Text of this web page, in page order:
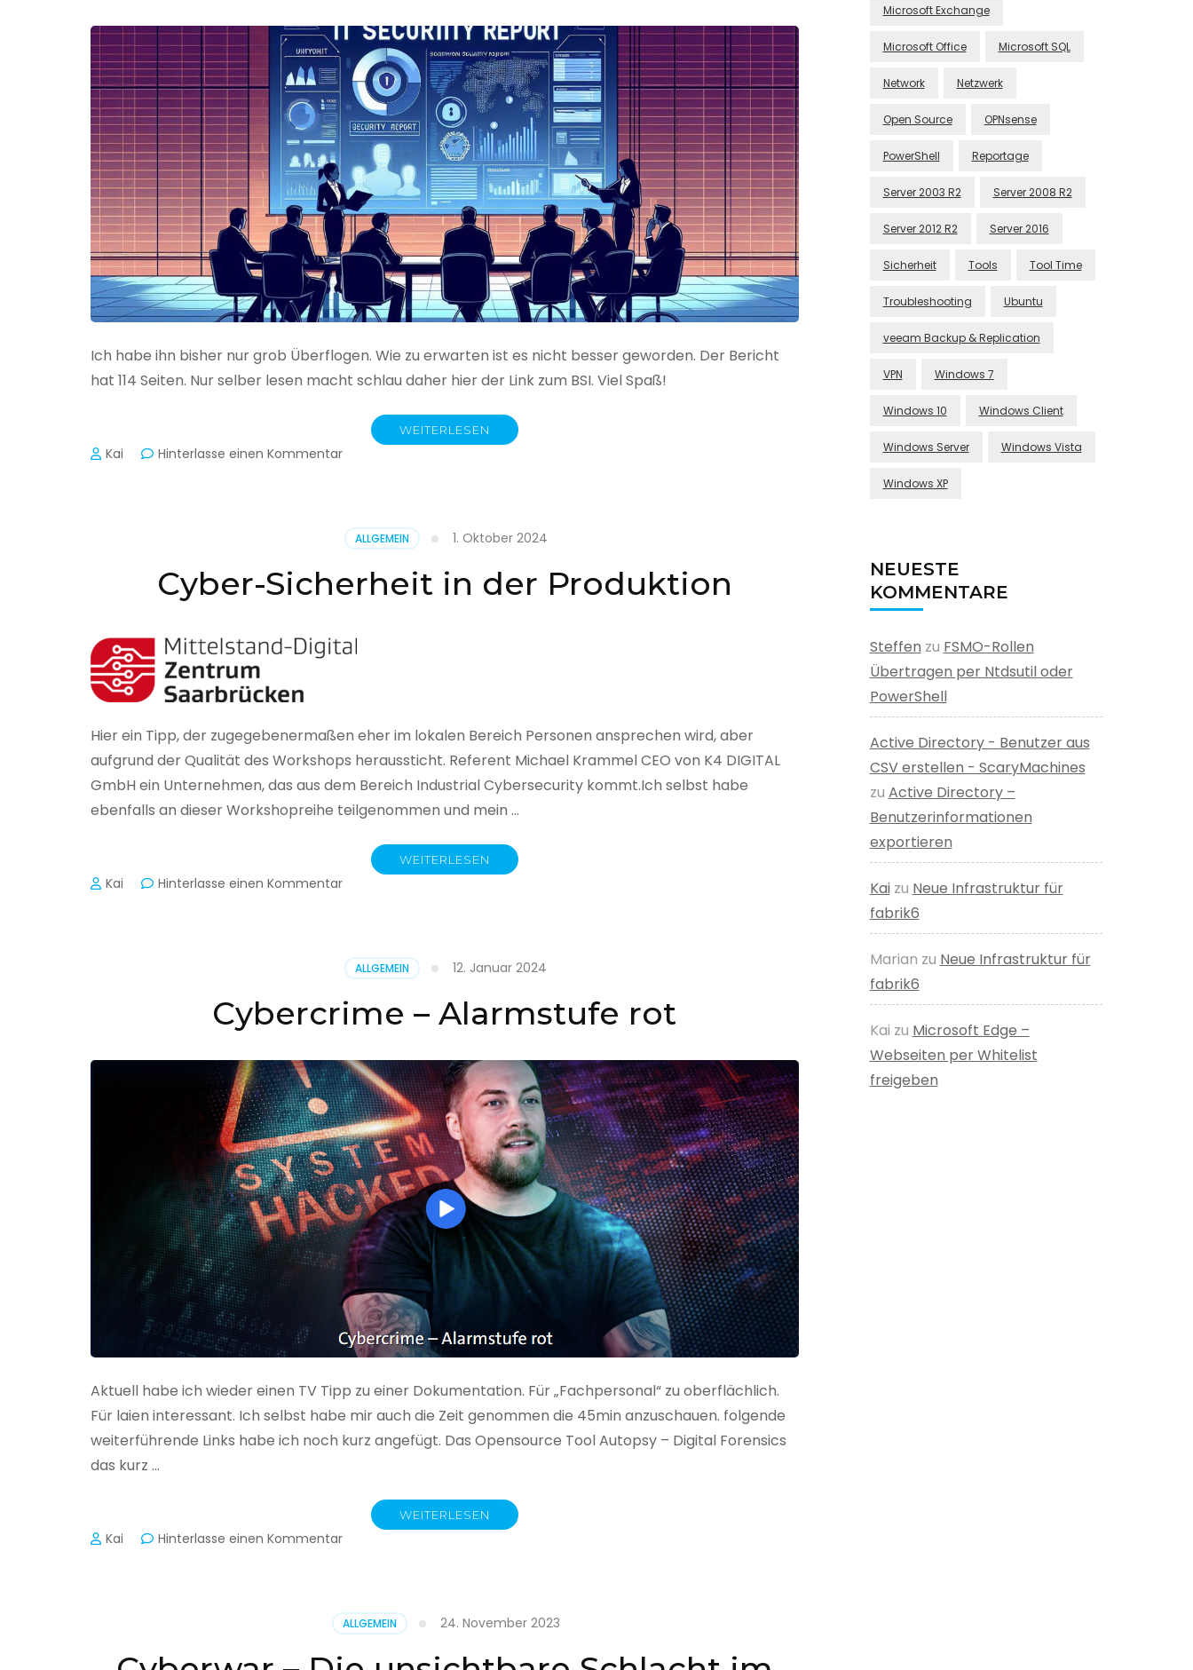
Ich habe ihn bisher nur grob Überflogen. Wie zu erwarten ist es nicht besser geworden. Der Bericht
hat 114 Seiten. Nur selber lesen macht schlau daher hier der Link zum BSI. Viel Spaß!
WEITERLESEN
Kai Hinterlasse einen Kommentarzu
heute
seinen
zur
in
Deutschland
ALLGEMEIN 1. Oktober 2024
Cyber-Sicherheit in der Produktion
Hier ein Tipp, der zugegebenermaßen eher im lokalen Bereich Personen ansprechen wird, aber
aufgrund der Qualität des Workshops heraussticht. Referent Michael Krammel CEO von K4 DIGITAL
GmbH ein Unternehmen, das aus dem Bereich Industrial Cybersecurity kommt.Ich selbst habe
ebenfalls an dieser Workshopreihe teilgenommen und mein …
WEITERLESEN
Kai Hinterlasse einen Kommentarzu
der
Produktion
ALLGEMEIN 12. Januar 2024
Cybercrime – Alarmstufe rot
Aktuell habe ich wieder einen TV Tipp zu einer Dokumentation. Für „Fachpersonal“ zu oberflächlich.
Für laien interessant. Ich selbst habe mir auch die Zeit genommen die 45min anzuschauen. folgende
weiterführende Links habe ich noch kurz angefügt. Das Opensource Tool Autopsy – Digital Forensics
das kurz …
WEITERLESEN
Kai Hinterlasse einen Kommentarzu
rot
ALLGEMEIN 24. November 2023
Microsoft Exchange
Microsoft Office Microsoft SQL
Network Netzwerk
Open Source OPNsense
PowerShell Reportage
Server 2003 R2 Server 2008 R2
Server 2012 R2 Server 2016
Sicherheit Tools Tool Time
Troubleshooting Ubuntu
veeam Backup & Replication
VPN Windows 7
Windows 10 Windows Client
Windows Server Windows Vista
Windows XP
NEUESTE
KOMMENTARE
Steffen zu FSMO-Rollen
Übertragen per Ntdsutil oder
PowerShell
Active Directory - Benutzer aus
CSV erstellen - ScaryMachines
zu Active Directory –
Benutzerinformationen
exportieren
Kaizu Neue Infrastruktur für
fabrik6
Marian zu Neue Infrastruktur für
fabrik6
Kai zu Microsoft Edge –
Webseiten per Whitelist
freigeben